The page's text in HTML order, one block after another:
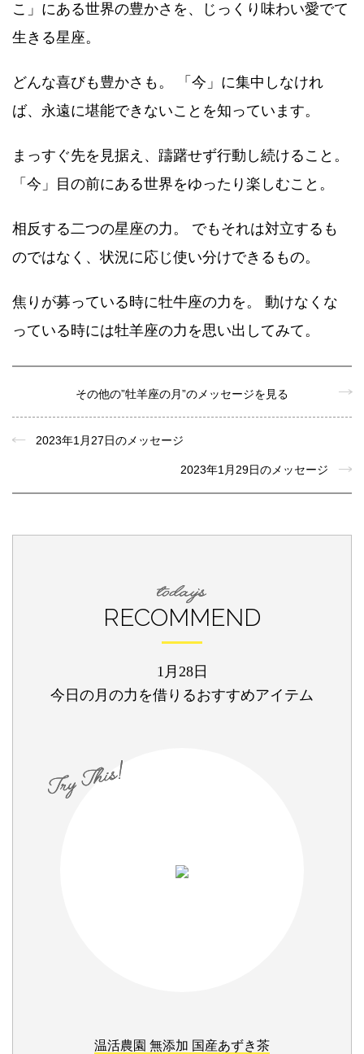
こ」にある世界の豊かさを、じっくり味わい愛でて
生きる星座。
どんな喜びも豊かさも。 「今」に集中しなけれ
ば、永遠に堪能できないことを知っています。
まっすぐ先を見据え、躊躇せず行動し続けること。
「今」目の前にある世界をゆったり楽しむこと。
相反する二つの星座の力。 でもそれは対立するも
のではなく、状況に応じ使い分けできるもの。
焦りが募っている時に牡牛座の力を。 動けなくな
っている時には牡羊座の力を思い出してみて。
その他の”牡羊座の月”のメッセージを見る
2023年1月27日のメッセージ
2023年1月29日のメッセージ
RECOMMEND
1月28日
今日の月の力を借りるおすすめアイテム
温活農園 無添加 国産あずき茶